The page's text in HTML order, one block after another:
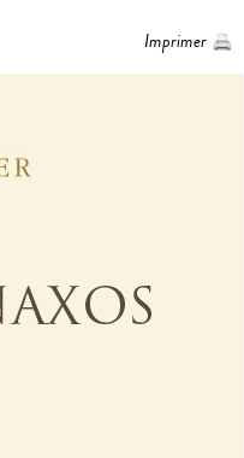
Imprimer